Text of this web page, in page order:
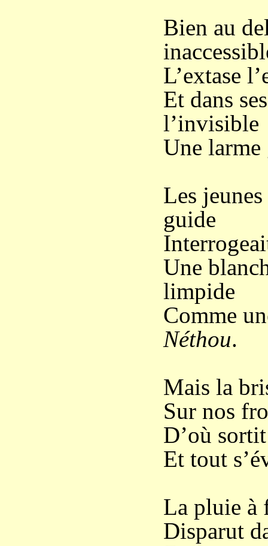
Bien au
L’extase
Et dans
l’invisible
Une
Les
guide
Une
limpide
Comme
Néthou.
Mais la
Sur nos
D’où
Et tout
La pluie à
Disparut